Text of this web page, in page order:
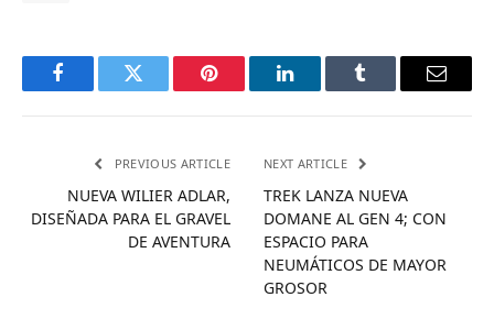
FacebookTwitter Pinterest LinkedInTumblr Email
PREVIOUS ARTICLE
NUEVA WILIER ADLAR,
DISEÑADA PARA EL GRAVEL
DE AVENTURA
NEXT ARTICLE
TREK LANZA NUEVA
DOMANE AL GEN 4; CON
ESPACIO PARA
NEUMÁTICOS DE MAYOR
GROSOR